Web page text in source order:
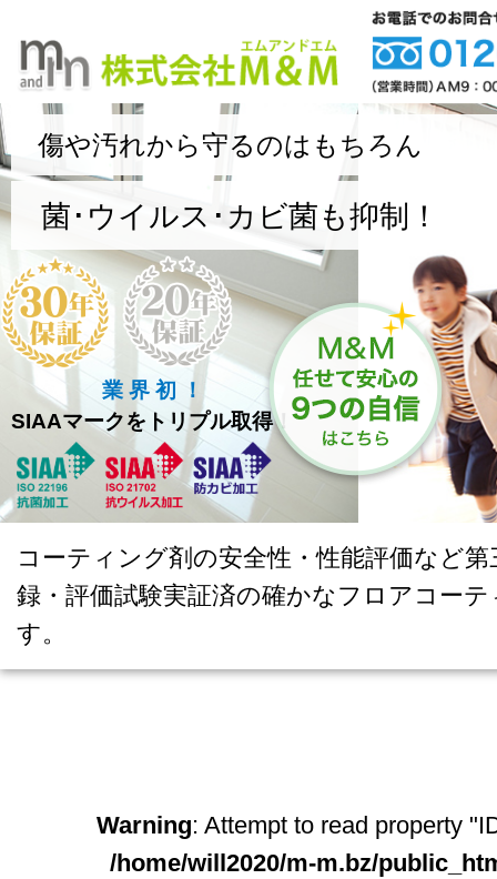
傷や汚れから守るのはもちろん
菌･ウイルス･カビ菌も抑制！
業 界 初 ！
SIAAマークをトリプル取得！
コーティング剤の安全性・性能評価など
録・評価試験実証済の確かなフロアコー
す。
Warning: Attempt to read property
/home/will2020/m-m.bz/